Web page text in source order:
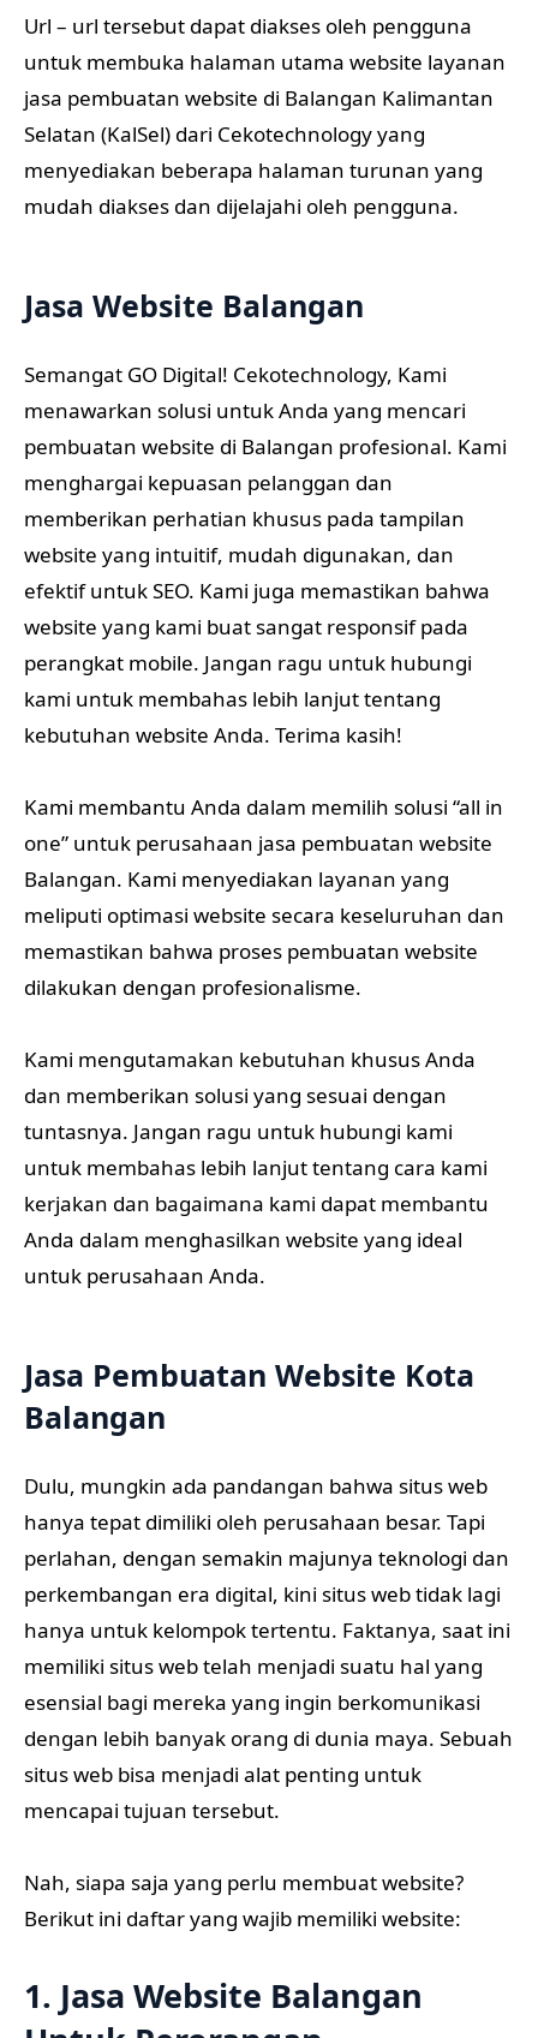
Url – url tersebut dapat diakses oleh pengguna
untuk membuka halaman utama website layanan
jasa pembuatan website di Balangan Kalimantan
Selatan (KalSel) dari Cekotechnology yang
menyediakan beberapa halaman turunan yang
mudah diakses dan dijelajahi oleh pengguna.
Jasa Website Balangan
Semangat GO Digital! Cekotechnology, Kami
menawarkan solusi untuk Anda yang mencari
pembuatan website di Balangan profesional. Kami
menghargai kepuasan pelanggan dan
memberikan perhatian khusus pada tampilan
website yang intuitif, mudah digunakan, dan
efektif untuk SEO. Kami juga memastikan bahwa
website yang kami buat sangat responsif pada
perangkat mobile. Jangan ragu untuk hubungi
kami untuk membahas lebih lanjut tentang
kebutuhan website Anda. Terima kasih!
Kami membantu Anda dalam memilih solusi “all in
one” untuk perusahaan jasa pembuatan website
Balangan. Kami menyediakan layanan yang
meliputi optimasi website secara keseluruhan dan
memastikan bahwa proses pembuatan website
dilakukan dengan profesionalisme.
Kami mengutamakan kebutuhan khusus Anda
dan memberikan solusi yang sesuai dengan
tuntasnya. Jangan ragu untuk hubungi kami
untuk membahas lebih lanjut tentang cara kami
kerjakan dan bagaimana kami dapat membantu
Anda dalam menghasilkan website yang ideal
untuk perusahaan Anda.
Jasa Pembuatan Website Kota
Balangan
Dulu, mungkin ada pandangan bahwa situs web
hanya tepat dimiliki oleh perusahaan besar. Tapi
perlahan, dengan semakin majunya teknologi dan
perkembangan era digital, kini situs web tidak lagi
hanya untuk kelompok tertentu. Faktanya, saat ini
memiliki situs web telah menjadi suatu hal yang
esensial bagi mereka yang ingin berkomunikasi
dengan lebih banyak orang di dunia maya. Sebuah
situs web bisa menjadi alat penting untuk
mencapai tujuan tersebut.
Nah, siapa saja yang perlu membuat website?
Berikut ini daftar yang wajib memiliki website:
1. Jasa Website Balangan